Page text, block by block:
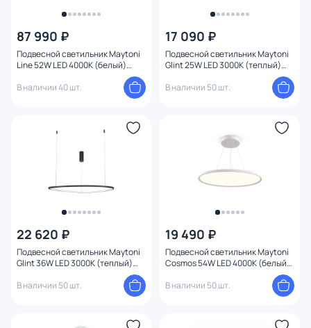
87 990 ₽
Подвесной светильник Maytoni
Line 52W LED 4000К (белый)
В наличии 40 шт.
17 090 ₽
Подвесной светильник Maytoni
Glint 25W LED 3000К (теплый)
В наличии 50 шт.
22 620 ₽
Подвесной светильник Maytoni
Glint 36W LED 3000К (теплый)
В наличии 50 шт.
19 490 ₽
Подвесной светильник Maytoni
Cosmos 54W LED 4000К (белый)
В наличии 50 шт.
Доставка
Цена
От До
Страна
Материал плафона